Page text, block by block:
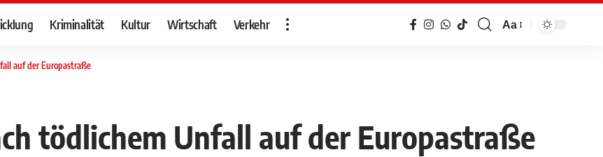
Kriminalität Kultur Wirtschaft Verkehr Aa
auf der Europastraße
tödlichem Unfall auf der Europastraße